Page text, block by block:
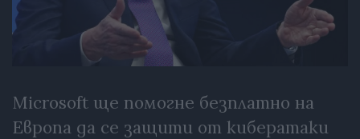
Microsoft ще помогне безплатно на
Европа да се защити от кибератаки